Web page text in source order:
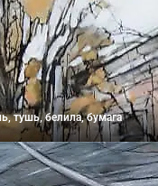
тушь, белила, бумага